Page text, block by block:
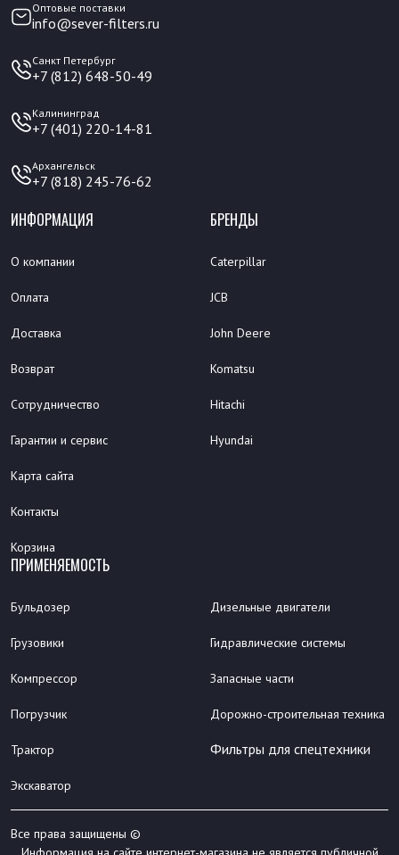
Оптовые поставки
info@sever-filters.ru
Санкт Петербург
+7 (812) 648-50-49
Калининград
+7 (401) 220-14-81
Архангельск
+7 (818) 245-76-62
ИНФОРМАЦИЯ
О компании
Оплата
Доставка
Возврат
Сотрудничество
Гарантии и сервис
Карта сайта
Контакты
Корзина
БРЕНДЫ
Caterpillar
JCB
John Deere
Komatsu
Hitachi
Hyundai
ПРИМЕНЯЕМОСТЬ
Бульдозер
Грузовики
Компрессор
Погрузчик
Трактор
Экскаватор
Дизельные двигатели
Гидравлические системы
Запасные части
Дорожно-строительная техника
Фильтры для спецтехники
Все права защищены ©